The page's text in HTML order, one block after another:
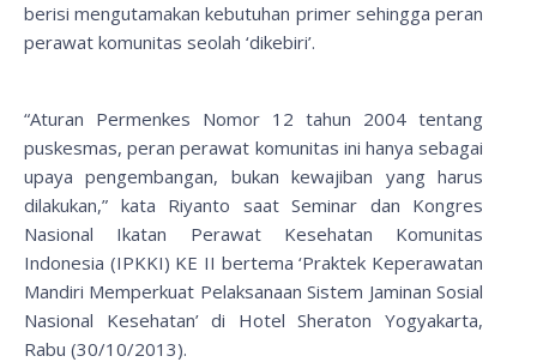
berisi mengutamakan kebutuhan primer sehingga peran
perawat komunitas seolah ‘dikebiri’.
“Aturan Permenkes Nomor 12 tahun 2004 tentang
puskesmas, peran perawat komunitas ini hanya sebagai
upaya pengembangan, bukan kewajiban yang harus
dilakukan,” kata Riyanto saat Seminar dan Kongres
Nasional Ikatan Perawat Kesehatan Komunitas
Indonesia (IPKKI) KE II bertema ‘Praktek Keperawatan
Mandiri Memperkuat Pelaksanaan Sistem Jaminan Sosial
Nasional Kesehatan’ di Hotel Sheraton Yogyakarta,
Rabu (30/10/2013).